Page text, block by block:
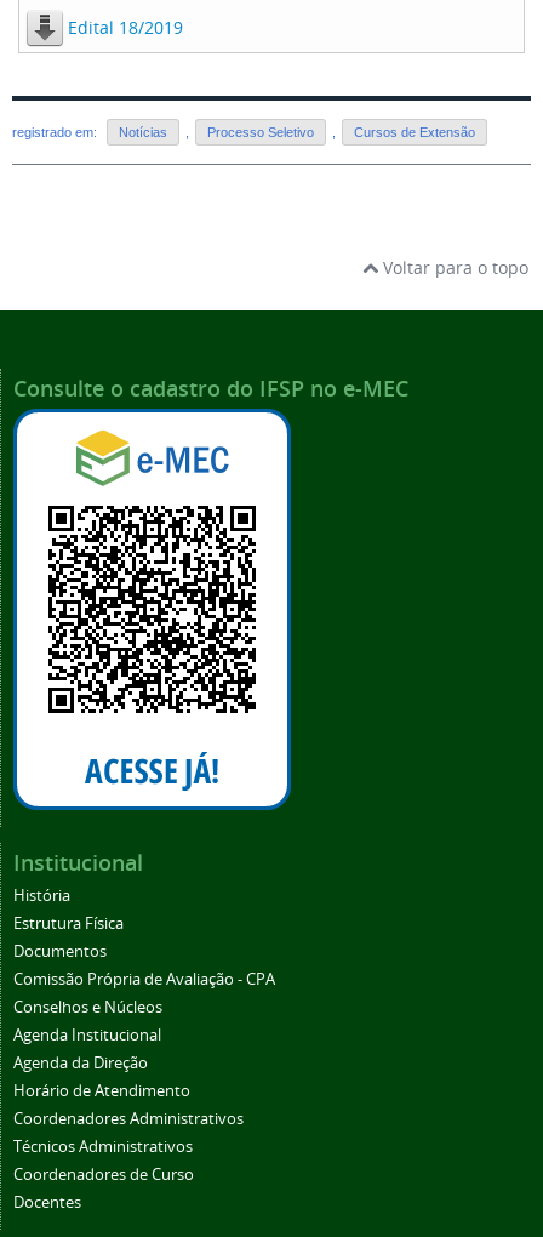
Edital 18/2019
registrado em: Notícias Processo Seletivo Cursos de Extensão
Voltar para o topo
Consulte o cadastro do IFSP no e-MEC
Institucional
História
Estrutura Física
Documentos
Comissão Própria de Avaliação - CPA
Conselhos e Núcleos
Agenda Institucional
Agenda da Direção
Horário de Atendimento
Coordenadores Administrativos
Técnicos Administrativos
Coordenadores de Curso
Docentes